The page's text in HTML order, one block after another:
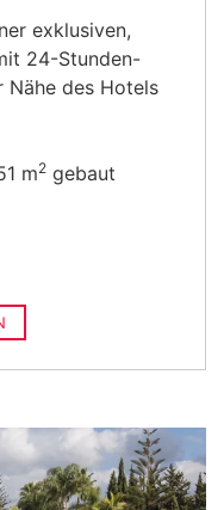
exklusiven,
24-Stunden-
Nähe des Hotels
m2 gebaut